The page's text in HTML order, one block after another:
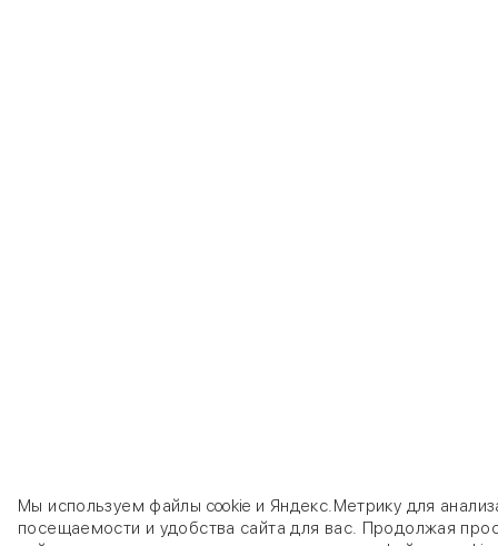
Мы используем файлы cookie и Яндекс.Метрику для
посещаемости и удобства сайта для вас. Продолжая